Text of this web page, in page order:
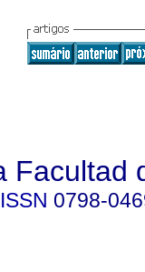
Facultad
ISSN 0798-